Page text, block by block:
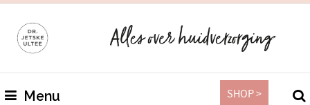
Menu SHOP >